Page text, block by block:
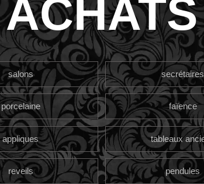
ACHATS
salons secrétaires
porcelaine faïence
appliques tableaux
reveils pendules